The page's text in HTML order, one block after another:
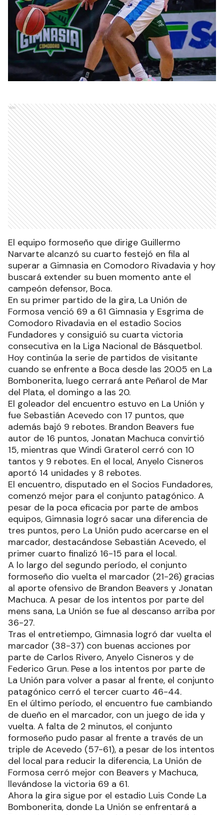
Ads
El equipo formoseño que dirige Guillermo
Narvarte alcanzó su cuarto festejó en fila al
superar a Gimnasia en Comodoro Rivadavia y hoy
buscará extender su buen momento ante el
campeón defensor, Boca.
En su primer partido de la gira, La Unión de
Formosa venció 69 a 61 Gimnasia y Esgrima de
Comodoro Rivadavia en el estadio Socios
Fundadores y consiguió su cuarta victoria
consecutiva en la Liga Nacional de Básquetbol.
Hoy continúa la serie de partidos de visitante
cuando se enfrente a Boca desde las 20.05 en La
Bombonerita, luego cerrará ante Peñarol de Mar
del Plata, el domingo a las 20.
El goleador del encuentro estuvo en La Unión y
fue Sebastián Acevedo con 17 puntos, que
además bajó 9 rebotes. Brandon Beavers fue
autor de 16 puntos, Jonatan Machuca convirtió
15, mientras que Windi Graterol cerró con 10
tantos y 9 rebotes. En el local, Anyelo Cisneros
aportó 14 unidades y 8 rebotes.
El encuentro, disputado en el Socios Fundadores,
comenzó mejor para el conjunto patagónico. A
pesar de la poca eficacia por parte de ambos
equipos, Gimnasia logró sacar una diferencia de
tres puntos, pero La Unión pudo acercarse en el
marcador, destacándose Sebastián Acevedo, el
primer cuarto finalizó 16-15 para el local.
A lo largo del segundo período, el conjunto
formoseño dio vuelta el marcador (21-26) gracias
al aporte ofensivo de Brandon Beavers y Jonatan
Machuca. A pesar de los intentos por parte del
mens sana, La Unión se fue al descanso arriba por
36-27.
Tras el entretiempo, Gimnasia logró dar vuelta el
marcador (38-37) con buenas acciones por
parte de Carlos Rivero, Anyelo Cisneros y de
Federico Grun. Pese a los intentos por parte de
La Unión para volver a pasar al frente, el conjunto
patagónico cerró el tercer cuarto 46-44.
En el último período, el encuentro fue cambiando
de dueño en el marcador, con un juego de ida y
vuelta. A falta de 2 minutos, el conjunto
formoseño pudo pasar al frente a través de un
triple de Acevedo (57-61), a pesar de los intentos
del local para reducir la diferencia, La Unión de
Formosa cerró mejor con Beavers y Machuca,
llevándose la victoria 69 a 61.
Ahora la gira sigue por el estadio Luis Conde La
Bombonerita, donde La Unión se enfrentará a